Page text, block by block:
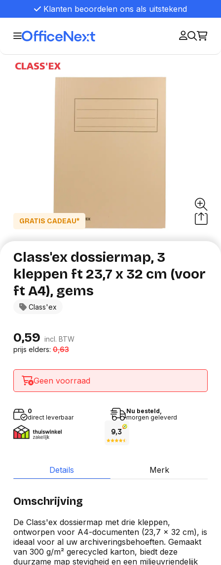
Klanten beoordelen ons als uitstekend
GRATIS CADEAU*
Class'ex
Class'ex dossiermap, 3
kleppen ft 23,7 x 32 cm (voor
ft A4), gems
0,59 incl. BTW
prijs elders:0,63
Geen voorraad
0
direct leverbaar
Nu besteld,
morgen geleverd
Details Merk
Omschrijving
De Class'ex dossiermap met drie kleppen,
ontworpen voor A4-documenten (23,7 x 32 cm), is
ideaal voor al uw archiveringsbehoeften. Gemaakt
van 300 g/m² gerecycled karton, biedt deze
duurzame map stevigheid en een milieuvriendelijk